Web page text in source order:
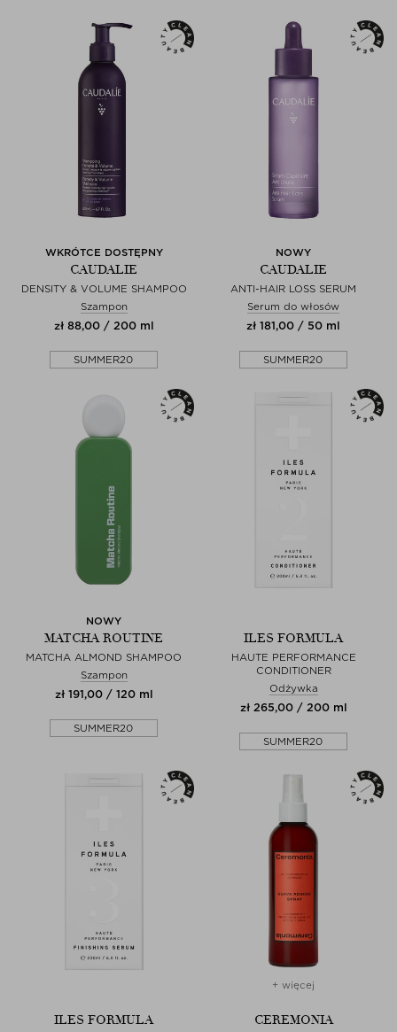
WKRÓTCE DOSTĘPNY
CAUDALIE
DENSITY & VOLUME SHAMPOO
Szampon
zł 88,00 / 200 ml
SUMMER20
NOWY
CAUDALIE
ANTI-HAIR LOSS SERUM
Serum do włosów
zł 181,00 / 50 ml
SUMMER20
NOWY
MATCHA ROUTINE
MATCHA ALMOND SHAMPOO
Szampon
zł 191,00 / 120 ml
SUMMER20
ILES FORMULA
HAUTE PERFORMANCE
CONDITIONER
Odżywka
zł 265,00 / 200 ml
SUMMER20
ILES FORMULA
+ więcej
CEREMONIA